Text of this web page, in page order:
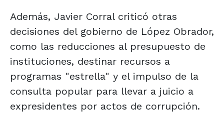
Además, Javier Corral criticó otras
decisiones del gobierno de López Obrador,
como las reducciones al presupuesto de
instituciones, destinar recursos a
programas "estrella" y el impulso de la
consulta popular para llevar a juicio a
expresidentes por actos de corrupción.